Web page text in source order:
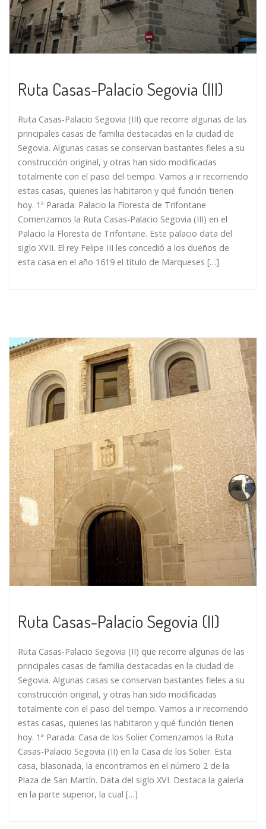
Ruta Casas-Palacio Segovia (III)
Ruta Casas-Palacio Segovia (III) que recorre algunas de las
principales casas de familia destacadas en la ciudad de
Segovia. Algunas casas se conservan bastantes fieles a su
construcción original, y otras han sido modificadas
totalmente con el paso del tiempo. Vamos a ir recorriendo
estas casas, quienes las habitaron y qué función tienen
hoy. 1ª Parada: Palacio la Floresta de Trifontane
Comenzamos la Ruta Casas-Palacio Segovia (III) en el
Palacio la Floresta de Trifontane. Este palacio data del
siglo XVII. El rey Felipe III les concedió a los dueños de
esta casa en el año 1619 el título de Marqueses […]
Ruta Casas-Palacio Segovia (II)
Ruta Casas-Palacio Segovia (II) que recorre algunas de las
principales casas de familia destacadas en la ciudad de
Segovia. Algunas casas se conservan bastantes fieles a su
construcción original, y otras han sido modificadas
totalmente con el paso del tiempo. Vamos a ir recorriendo
estas casas, quienes las habitaron y qué función tienen
hoy. 1ª Parada: Casa de los Solier Comenzamos la Ruta
Casas-Palacio Segovia (II) en la Casa de los Solier. Esta
casa, blasonada, la encontramos en el número 2 de la
Plaza de San Martín. Data del siglo XVI. Destaca la galería
en la parte superior, la cual […]